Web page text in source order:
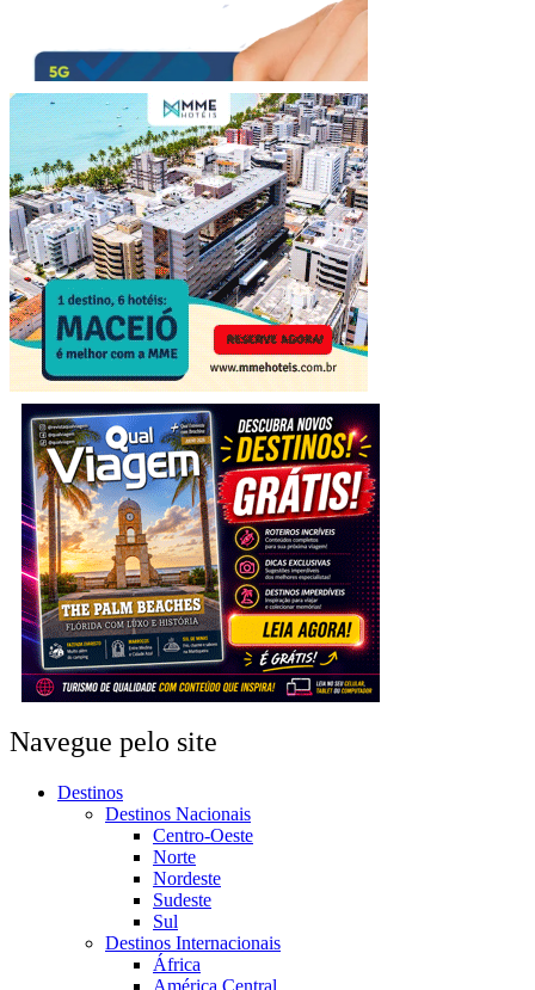
Navegue pelo site
Destinos
Destinos Nacionais
Centro-Oeste
Norte
Nordeste
Sudeste
Sul
Destinos Internacionais
África